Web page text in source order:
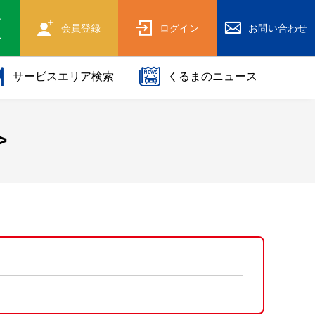
会員登録 ログイン お問い合わせ
サービスエリア検索 くるまのニュース